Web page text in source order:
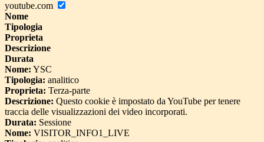
youtube.com
Nome
Tipologia
Proprieta
Descrizione
Durata
Nome: YSC
Tipologia: analitico
Proprieta: Terza-parte
Descrizione: Questo cookie è impostato da YouTube per tenere
traccia delle visualizzazioni dei video incorporati.
Durata: Sessione
Nome: VISITOR_INFO1_LIVE